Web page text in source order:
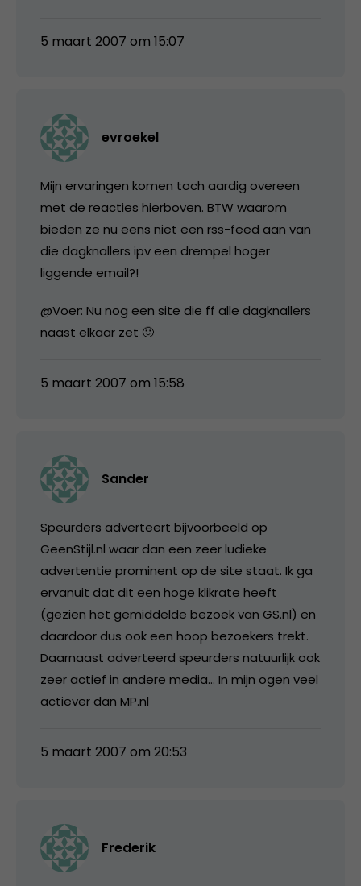
5 maart 2007 om 15:07
evroekel
Mijn ervaringen komen toch aardig overeen
met de reacties hierboven. BTW waarom
bieden ze nu eens niet een rss-feed aan van
die dagknallers ipv een drempel hoger
liggende email?!
@Voer: Nu nog een site die ff alle dagknallers
naast elkaar zet 🙂
5 maart 2007 om 15:58
Sander
Speurders adverteert bijvoorbeeld op
GeenStijl.nl waar dan een zeer ludieke
advertentie prominent op de site staat. Ik ga
ervanuit dat dit een hoge klikrate heeft
(gezien het gemiddelde bezoek van GS.nl) en
daardoor dus ook een hoop bezoekers trekt.
Daarnaast adverteerd speurders natuurlijk ook
zeer actief in andere media… In mijn ogen veel
actiever dan MP.nl
5 maart 2007 om 20:53
Frederik